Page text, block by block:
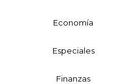
Economía
Especiales
Finanzas